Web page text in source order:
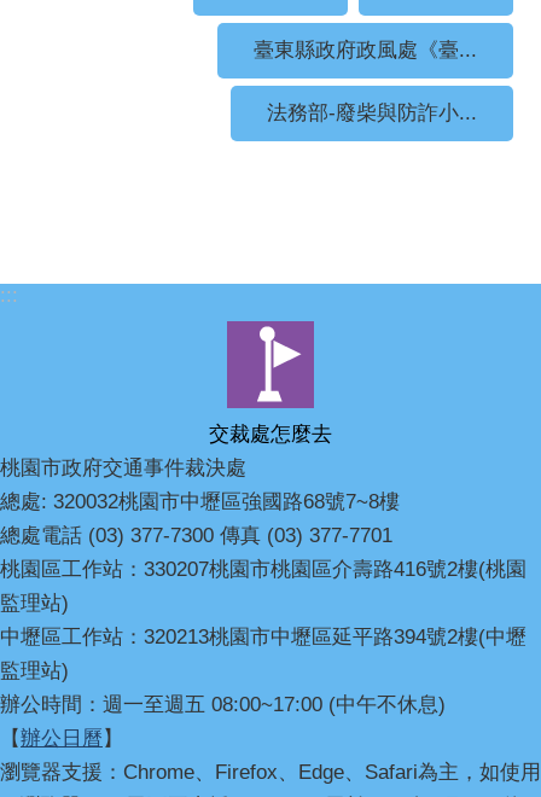
臺東縣政府政風處《臺...
法務部-廢柴與防詐小...
:::
交裁處怎麼去
桃園市政府交通事件裁決處
總處: 320032桃園市中壢區強國路68號7~8樓
總處電話 (03) 377-7300 傳真 (03) 377-7701
桃園區工作站：330207桃園市桃園區介壽路416號2樓(桃園
監理站)
中壢區工作站：320213桃園市中壢區延平路394號2樓(中壢
監理站)
辦公時間：週一至週五 08:00~17:00 (中午不休息)
【辦公日曆 】
瀏覽器支援：Chrome、Firefox、Edge、Safari為主，如使用